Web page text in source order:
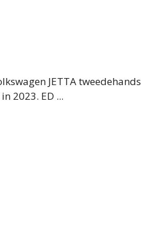
JETTA tweedehands
2023. ED ...